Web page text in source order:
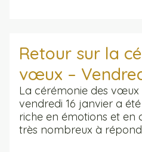
Retour sur la
vœux –
La cérémonie des vœux
vendredi 16 janvier a
riche en émotions et en
très nombreux à